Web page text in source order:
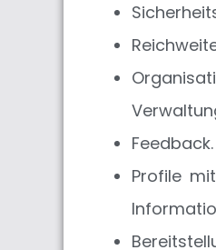
Feedback.
Profile